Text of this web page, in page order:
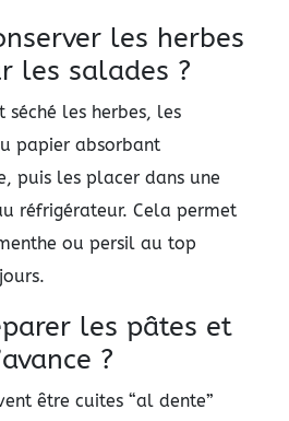
les herbes
les salades ?
séché les herbes, les
papier absorbant
puis les placer dans une
réfrigérateur. Cela permet
ou persil au top
les pâtes et
?
être cuites “al dente”